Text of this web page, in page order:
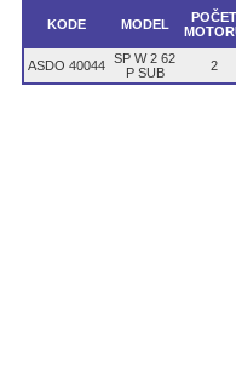
KODE MODEL
ASDO 40044
SP W 2 62
P SUB
2